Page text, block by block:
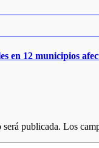
en 12 municipios
publicada. Los